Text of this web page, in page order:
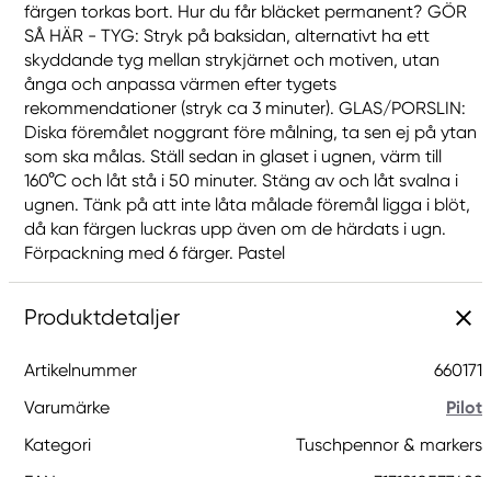
färgen torkas bort. Hur du får bläcket permanent? GÖR
SÅ HÄR - TYG: Stryk på baksidan, alternativt ha ett
skyddande tyg mellan strykjärnet och motiven, utan
ånga och anpassa värmen efter tygets
rekommendationer (stryk ca 3 minuter). GLAS/PORSLIN:
Diska föremålet noggrant före målning, ta sen ej på ytan
som ska målas. Ställ sedan in glaset i ugnen, värm till
160°C och låt stå i 50 minuter. Stäng av och låt svalna i
ugnen. Tänk på att inte låta målade föremål ligga i blöt,
då kan färgen luckras upp även om de härdats i ugn.
Förpackning med 6 färger. Pastel
Produktdetaljer
Artikelnummer
660171
Varumärke
Pilot
Kategori
Tuschpennor & markers